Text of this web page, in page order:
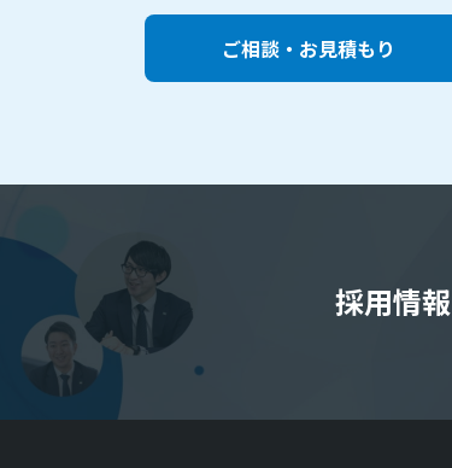
ご相談・お見積もり
採用情報